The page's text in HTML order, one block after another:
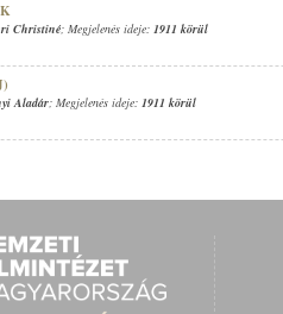
Christiné; Megjelenés ideje: 1911 körül
Aladár; Megjelenés ideje: 1911 körül